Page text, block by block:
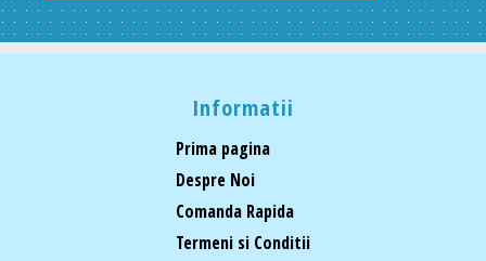
Informatii
Prima pagina
Despre Noi
Comanda Rapida
Termeni si Conditii